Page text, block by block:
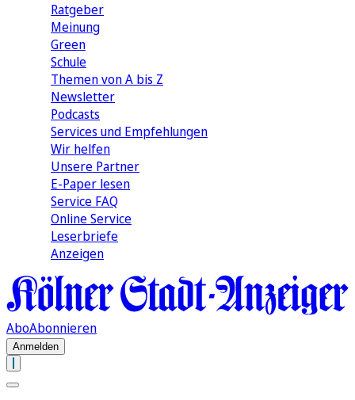
Ratgeber
Meinung
Green
Schule
Themen von A bis Z
Newsletter
Podcasts
Services und Empfehlungen
Wir helfen
Unsere Partner
E-Paper lesen
Service FAQ
Online Service
Leserbriefe
Anzeigen
AboAbonnieren
Anmelden